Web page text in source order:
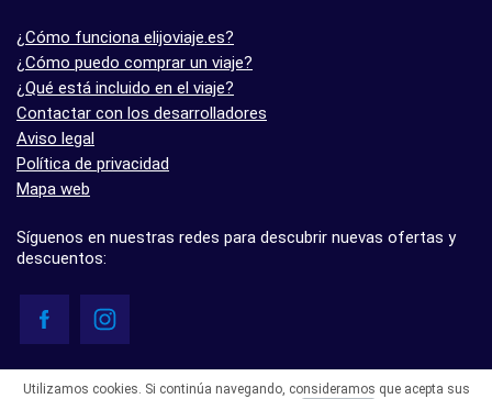
¿Cómo funciona elijoviaje.es?
¿Cómo puedo comprar un viaje?
¿Qué está incluido en el viaje?
Contactar con los desarrolladores
Aviso legal
Política de privacidad
Mapa web
Síguenos en nuestras redes para descubrir nuevas ofertas y
descuentos:
- 5.0 basado en 7 opiniones
Utilizamos cookies. Si continúa navegando, consideramos que acepta sus